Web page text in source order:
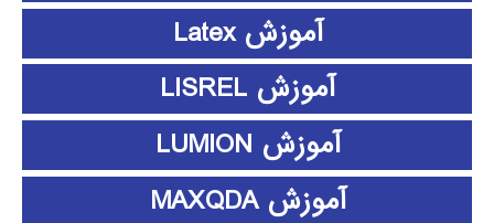
آموزش Latex
آموزش LISREL
آموزش LUMION
آموزش MAXQDA